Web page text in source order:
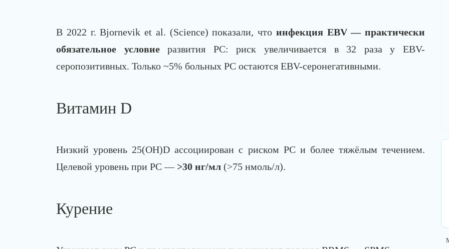
В 2022 г. Bjornevik et al. (Science) показали, что инфекция EBV — практически
обязательное условиеразвития РС: риск увеличивается в 32 раза у EBV-
серопозитивных. Только ~5% больных РС остаются EBV-серонегативными.
Витамин D
Низкий уровень 25(OH)D ассоциирован с риском РС и более тяжёлым течением.
Целевой уровень при РС — >30 нг/мл (>75 нмоль/л).
Курение